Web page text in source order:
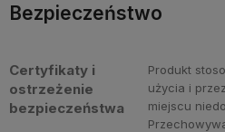
Bezpieczeństwo
Certyfikaty i
ostrzeżenie
bezpieczeństwa
Produkt
użycia i
miejscu